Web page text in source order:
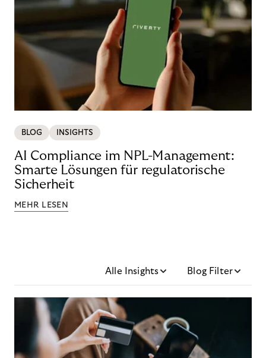
BLOG INSIGHTS
AI Compliance im NPL-Management:
Smarte Lösungen für regulatorische
Sicherheit
MEHR LESEN
Alle Insights Blog Filter